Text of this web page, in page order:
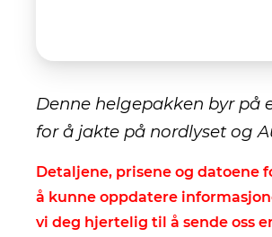
Denne helgepakken byr på
for å jakte på nordlyset og
Detaljene, prisene og datoene
å kunne oppdatere
vi deg hjertelig til å sende oss